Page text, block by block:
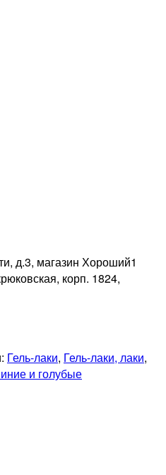
д.3, магазин Хороший1
корп. 1824,
Гель-лаки, Гель-лаки, лаки,
и голубые